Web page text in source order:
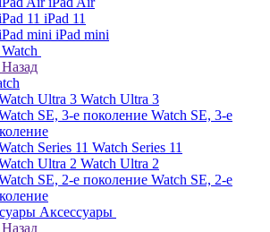
iPad 11
iPad mini
Watch
Назад
Watch Ultra 3
Watch SE, 3-е
Watch Series 11
Watch Ultra 2
Watch SE, 2-е
Аксессуары
Назад